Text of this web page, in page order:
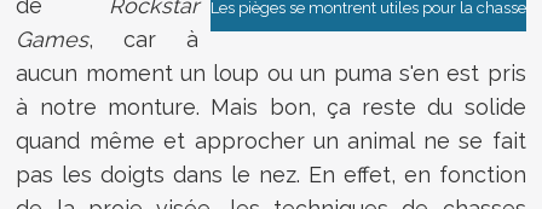
Les pièges se montrent utiles pour la chasse
de
Rockstar
Games, car à
aucun moment un loup ou un puma s'en est pris
à notre monture. Mais bon, ça reste du solide
quand même et approcher un animal ne se fait
pas les doigts dans le nez. En effet, en fonction